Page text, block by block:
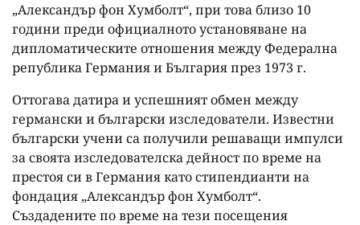
„Александър фон Хумболт“, при това близо 10
години преди официалното установяване на
дипломатическите отношения между Федерална
република Германия и България през 1973 г.
Оттогава датира и успешният обмен между
германски и български изследователи. Известни
български учени са получили решаващи импулси
за своята изследователска дейност по време на
престоя си в Германия като стипендианти на
фондация „Александър фон Хумболт“.
Създадените по време на тези посещения